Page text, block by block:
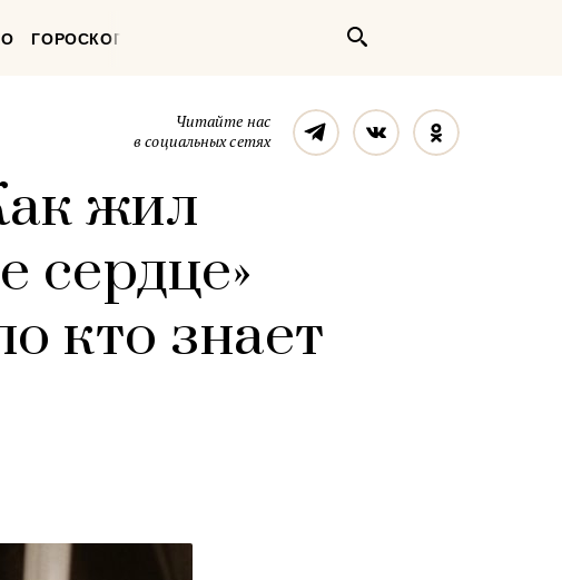
ГОРОСКОП
Читайте нас
в социальных сетях
ТелеграмВконтакте
жил
сердце»
кто знает